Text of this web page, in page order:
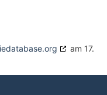
am 17.